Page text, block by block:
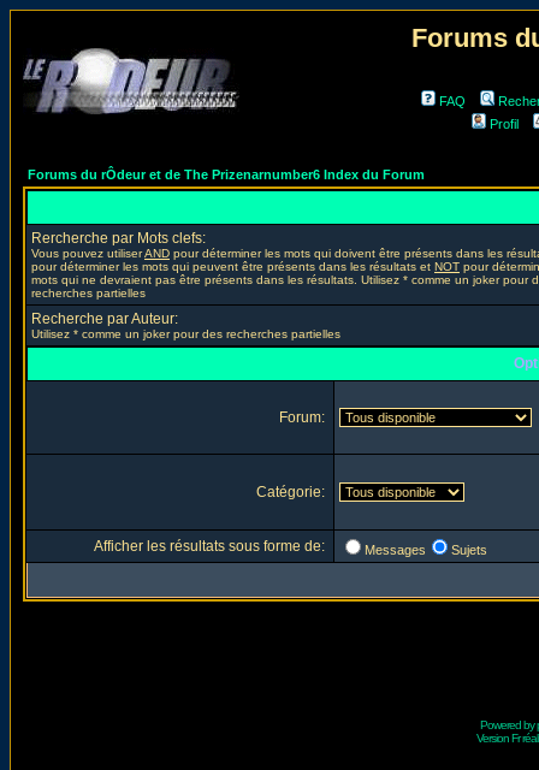
Forums
FAQ
Profil
Forums du rÔdeur et de The Prizenarnumber6 Index du Forum
Rercherche par Mots clefs:
Vous pouvez utiliserAND pour déterminer les mots qui doivent être présents dans les
pour déterminer les mots qui peuvent être présents dans les résultats et NOT pour
mots qui ne devraient pas être présents dans les résultats. Utilisez * comme un joker pour
recherches partielles
Recherche par Auteur:
Utilisez * comme un joker pour des recherches partielles
Forum:
Catégorie:
Afficher les résultats sous forme de: Messages Sujets
Powered by
Version Fr